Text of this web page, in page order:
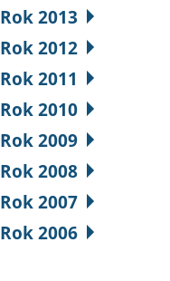
Rok 2013
Rok 2012
Rok 2011
Rok 2010
Rok 2009
Rok 2008
Rok 2007
Rok 2006